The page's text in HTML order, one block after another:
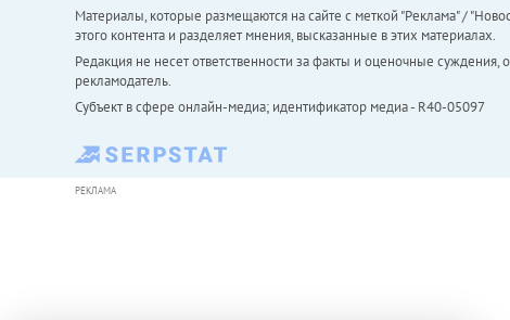
Материалы, которые размещаются на сайте с меткой "Реклама" /
этого контента и разделяет мнения, высказанные в этих материалах.
Редакция не несет ответственности за факты и оценочные
рекламодатель.
Субъект в сфере онлайн-медиа; идентификатор медиа - R40-05097
РЕКЛАМА